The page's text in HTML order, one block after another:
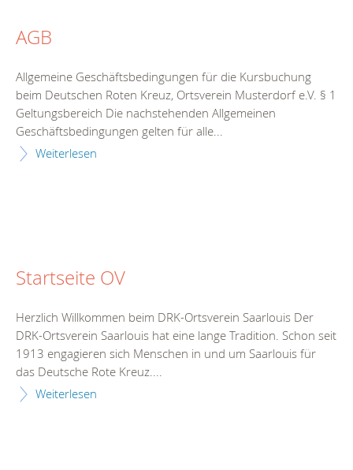
AGB
Allgemeine Geschäftsbedingungen für die Kursbuchung
beim Deutschen Roten Kreuz, Ortsverein Musterdorf e.V. § 1
Geltungsbereich Die nachstehenden Allgemeinen
Geschäftsbedingungen gelten für alle...
Weiterlesen
Startseite OV
Herzlich Willkommen beim DRK-Ortsverein Saarlouis Der
DRK-Ortsverein Saarlouis hat eine lange Tradition. Schon seit
1913 engagieren sich Menschen in und um Saarlouis für
das Deutsche Rote Kreuz....
Weiterlesen